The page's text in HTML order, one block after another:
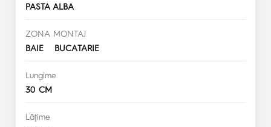
PASTA ALBA
ZONA MONTAJ
BAIE BUCATARIE
Lungime
30 CM
Lăţime